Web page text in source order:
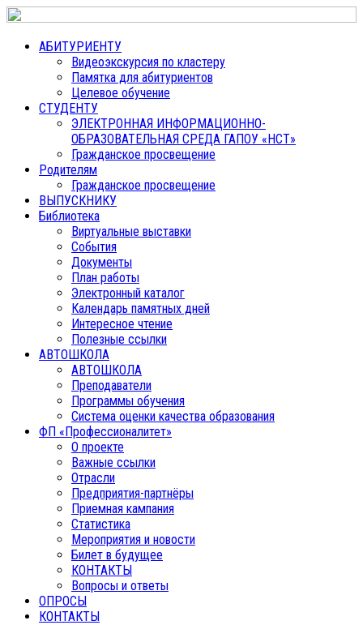
АБИТУРИЕНТУ
Видеоэкскурсия по кластеру
Памятка для абитуриентов
Целевое обучение
СТУДЕНТУ
ЭЛЕКТРОННАЯ ИНФОРМАЦИОННО-
ОБРАЗОВАТЕЛЬНАЯ СРЕДА ГАПОУ «НСТ»
Гражданское просвещение
Родителям
Гражданское просвещение
ВЫПУСКНИКУ
Библиотека
Виртуальные выставки
События
Документы
План работы
Электронный каталог
Календарь памятных дней
Интересное чтение
Полезные ссылки
АВТОШКОЛА
АВТОШКОЛА
Преподаватели
Программы обучения
Система оценки качества образования
ФП «Профессионалитет»
О проекте
Важные ссылки
Отрасли
Предприятия-партнёры
Приемная кампания
Статистика
Мероприятия и новости
Билет в будущее
КОНТАКТЫ
Вопросы и ответы
ОПРОСЫ
КОНТАКТЫ